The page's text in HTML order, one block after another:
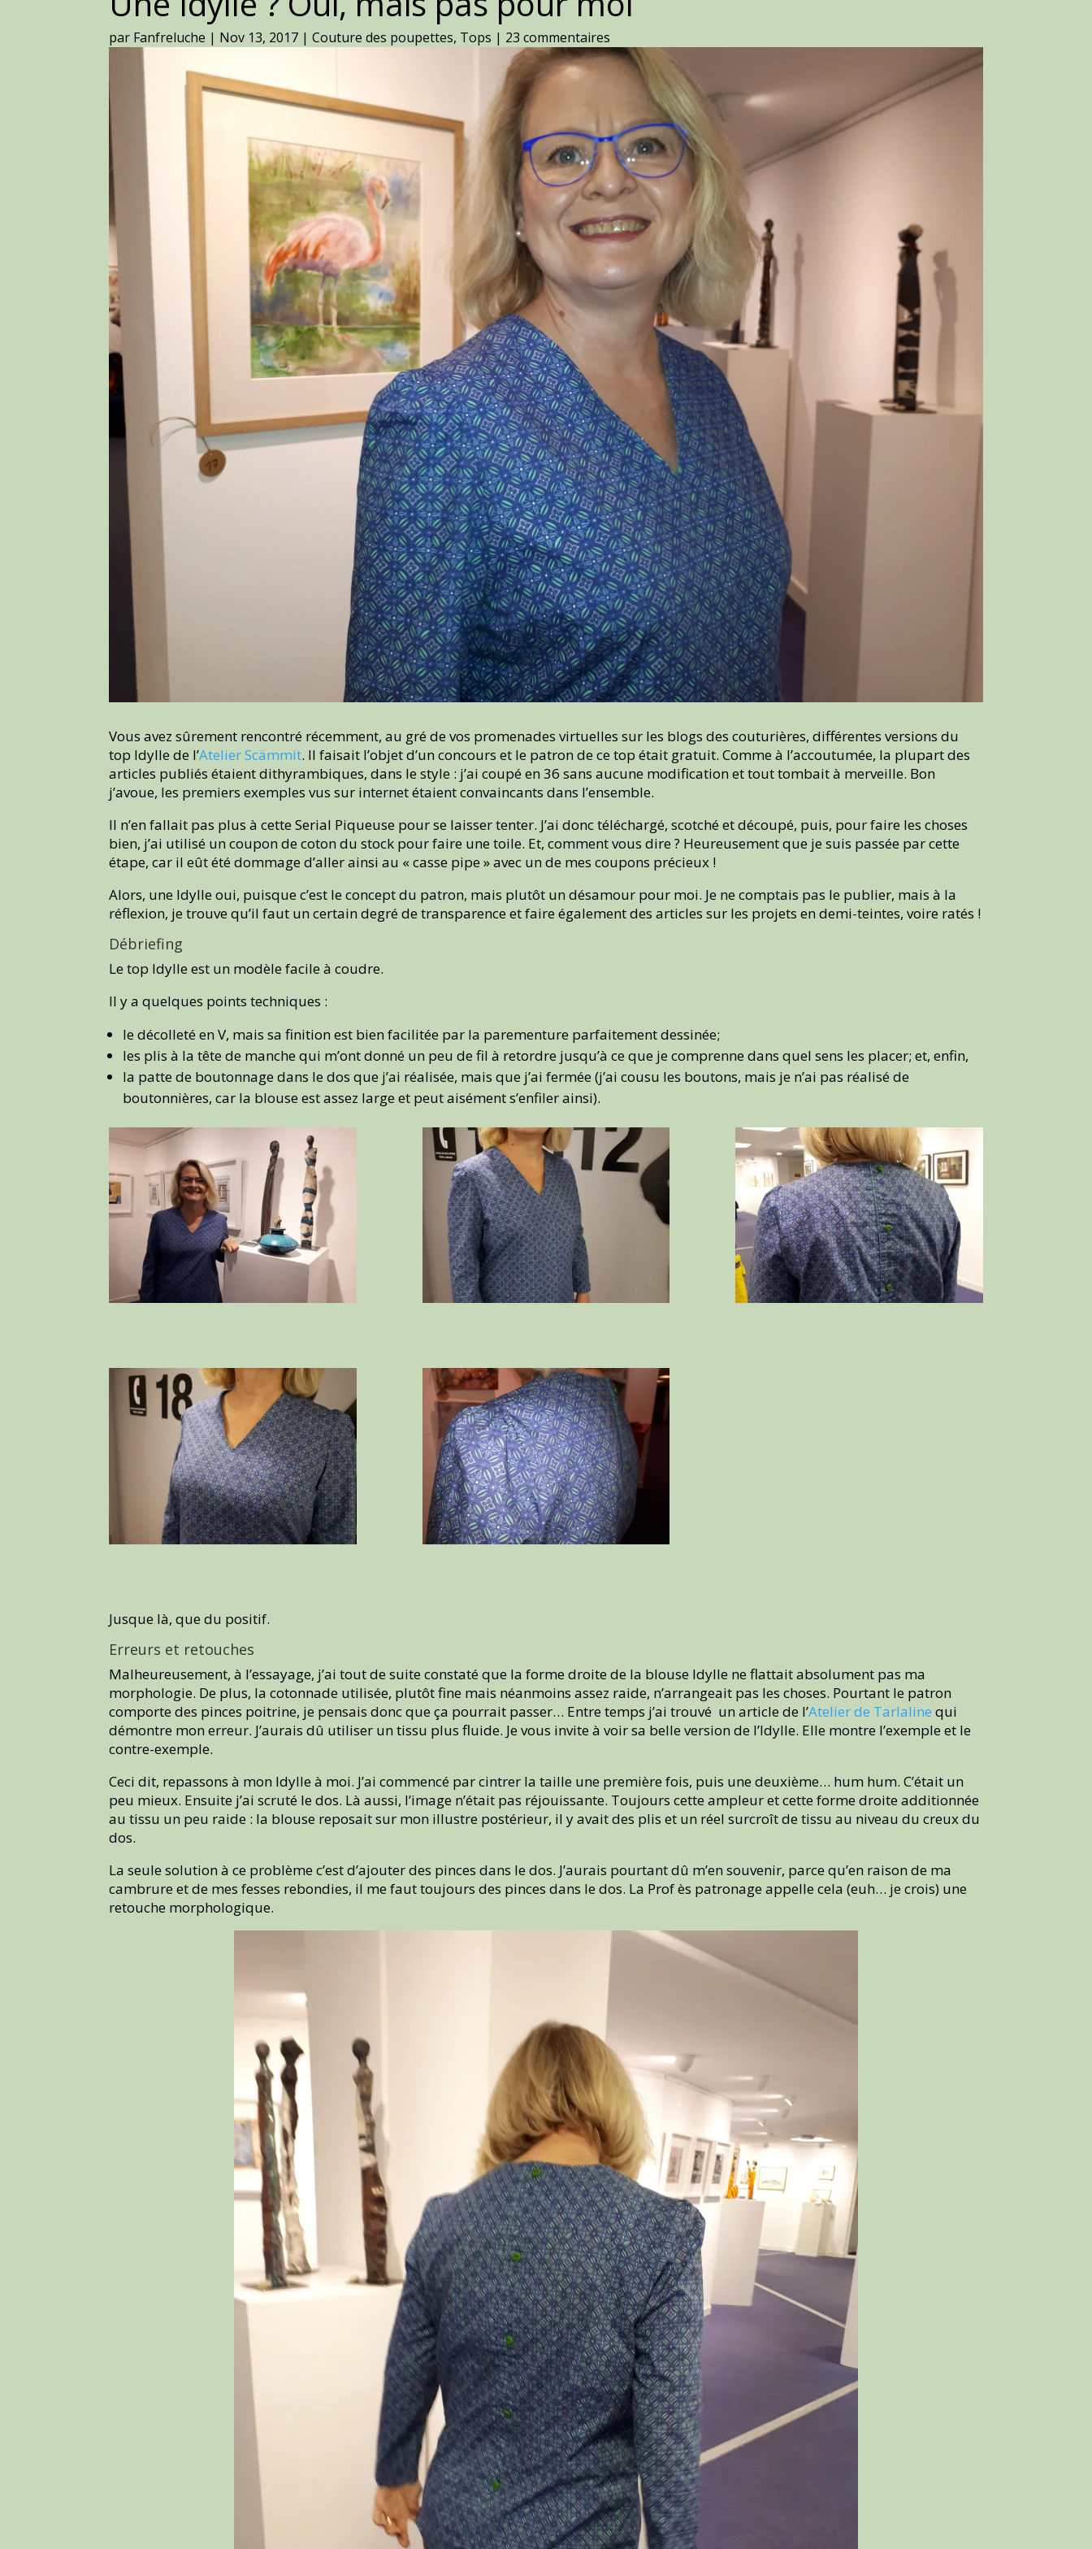
par Fanfreluche | Nov 13, 2017 |Couture des poupettes, Tops | 23 commentaires
Vous avez sûrement rencontré récemment, au gré de vos promenades virtuelles sur les blogs des couturières, différentes versions du
top Idylle de l’Atelier Scämmit. Il faisait l’objet d’un concours et le patron de ce top était gratuit. Comme à l’accoutumée, la plupart des
articles publiés étaient dithyrambiques, dans le style : j’ai coupé en 36 sans aucune modification et tout tombait à merveille. Bon
j’avoue, les premiers exemples vus sur internet étaient convaincants dans l’ensemble.
Il n’en fallait pas plus à cette Serial Piqueuse pour se laisser tenter. J’ai donc téléchargé, scotché et découpé, puis, pour faire les choses
bien, j’ai utilisé un coupon de coton du stock pour faire une toile. Et, comment vous dire ? Heureusement que je suis passée par cette
étape, car il eût été dommage d’aller ainsi au « casse pipe » avec un de mes coupons précieux !
Alors, une Idylle oui, puisque c’est le concept du patron, mais plutôt un désamour pour moi. Je ne comptais pas le publier, mais à la
réflexion, je trouve qu’il faut un certain degré de transparence et faire également des articles sur les projets en demi-teintes, voire ratés !
Débriefing
Le top Idylle est un modèle facile à coudre.
Il y a quelques points techniques :
le décolleté en V, mais sa finition est bien facilitée par la parementure parfaitement dessinée;
les plis à la tête de manche qui m’ont donné un peu de fil à retordre jusqu’à ce que je comprenne dans quel sens les placer; et, enfin,
la patte de boutonnage dans le dos que j’ai réalisée, mais que j’ai fermée (j’ai cousu les boutons, mais je n’ai pas réalisé de
boutonnières, car la blouse est assez large et peut aisément s’enfiler ainsi).
Jusque là, que du positif.
Erreurs et retouches
Malheureusement, à l’essayage, j’ai tout de suite constaté que la forme droite de la blouse Idylle ne flattait absolument pas ma
morphologie. De plus, la cotonnade utilisée, plutôt fine mais néanmoins assez raide, n’arrangeait pas les choses. Pourtant le patron
comporte des pinces poitrine, je pensais donc que ça pourrait passer… Entre temps j’ai trouvé un article de l’Atelier de Tarlaline qui
démontre mon erreur. J’aurais dû utiliser un tissu plus fluide. Je vous invite à voir sa belle version de l’Idylle. Elle montre l’exemple et le
contre-exemple.
Ceci dit, repassons à mon Idylle à moi. J’ai commencé par cintrer la taille une première fois, puis une deuxième… hum hum. C’était un
peu mieux. Ensuite j’ai scruté le dos. Là aussi, l’image n’était pas réjouissante. Toujours cette ampleur et cette forme droite additionnée
au tissu un peu raide : la blouse reposait sur mon illustre postérieur, il y avait des plis et un réel surcroît de tissu au niveau du creux du
dos.
La seule solution à ce problème c’est d’ajouter des pinces dans le dos. J’aurais pourtant dû m’en souvenir, parce qu’en raison de ma
cambrure et de mes fesses rebondies, il me faut toujours des pinces dans le dos. La Prof ès patronage appelle cela (euh… je crois) une
retouche morphologique.